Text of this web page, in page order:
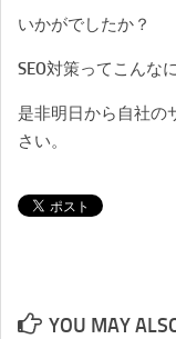
いかがでしたか？
SEO対策ってこんな
是非明日から自社の
さい。
YOU MAY